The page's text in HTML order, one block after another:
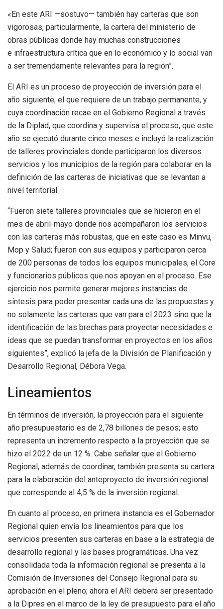
«En este ARI —sostuvo— también hay carteras que son
vigorosas, particularmente, la cartera del ministerio de
obras públicas donde hay muchas construcciones
e infraestructura crítica que en lo económico y lo social van
a ser tremendamente relevantes para la región”.
El ARI es un proceso de proyección de inversión para el
año siguiente, el que requiere de un trabajo permanente, y
cuya coordinación recae en el Gobierno Regional a través
de la Diplad, que coordina y supervisa el proceso, que este
año se ejecutó durante cinco meses e incluyó la realización
de talleres provinciales donde participaron los diversos
servicios y los municipios de la región para colaborar en la
definición de las carteras de iniciativas que se levantan a
nivel territorial.
“Fueron siete talleres provinciales que se hicieron en el
mes de abril-mayo donde nos acompañaron los servicios
con las carteras más robustas, que en este caso es Minvu,
Mop y Salud; fueron con sus equipos y participaron cerca
de 200 personas de todos los equipos municipales, el Core
y funcionarios públicos que nos apoyan en el proceso. Ese
ejercicio nos permite generar mejores instancias de
síntesis para poder presentar cada una de las propuestas y
no solamente las carteras que van para el 2023 sino que la
identificación de las brechas para proyectar necesidades e
ideas que se puedan transformar en proyectos en los años
siguientes”, explicó la jefa de la División de Planificación y
Desarrollo Regional, Débora Vega.
Lineamientos
En términos de inversión, la proyección para el siguiente
año presupuestario es de 2,78 billones de pesos; esto
representa un incremento respecto a la proyección que se
hizo el 2022 de un 12 %. Cabe señalar que el Gobierno
Regional, además de coordinar, también presenta su cartera
para la elaboración del anteproyecto de inversión regional
que corresponde al 4,5 % de la inversión regional.
En cuanto al proceso, en primera instancia es el Gobernador
Regional quien envía los lineamientos para que los
servicios presenten sus carteras en base a la estrategia de
desarrollo regional y las bases programáticas. Una vez
consolidada toda la información regional se presenta a la
Comisión de Inversiones del Consejo Regional para su
aprobación en el pleno; ahora el ARI deberá ser presentado
a la Dipres en el marco de la ley de presupuesto para el año